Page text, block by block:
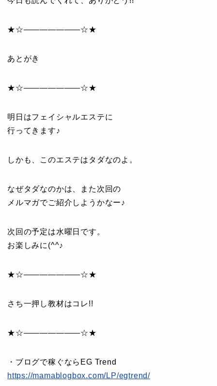
★☆———————☆★
あとがき
★☆———————☆★
明日はフェイシャルエステに
行ってきます♪
しかも、このエステはタダなのよ。
なぜタダなのかは、また次回の
メルマガでご紹介しようかなー♪
次回の予定は水曜日です。
お楽しみに(^^♪
★☆———————☆★
さち一押し教材はコレ!!
★☆———————☆★
・ブログで稼ぐならEG Trend
https://mamablogbox.com/LP/egtrend/